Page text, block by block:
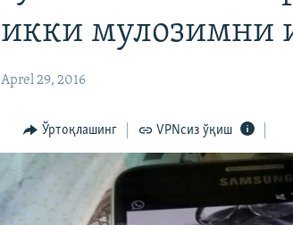
икки мулозимни
Aprel 29, 2016
Ўртоқлашинг VPNсиз ўқиш